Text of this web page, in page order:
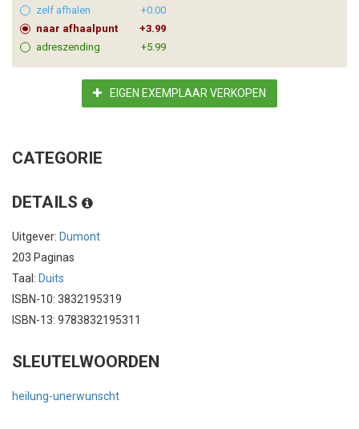
zelf afhalen
+0.00
naar afhaalpunt
+3.99
adreszending
+5.99
EIGEN EXEMPLAAR VERKOPEN
CATEGORIE
DETAILS
Uitgever: Dumont
203 Paginas
Taal: Duits
ISBN-10: 3832195319
ISBN-13: 9783832195311
SLEUTELWOORDEN
heilung-unerwunscht